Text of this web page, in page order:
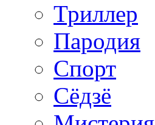
Триллер
Пародия
Спорт
Сёдзё